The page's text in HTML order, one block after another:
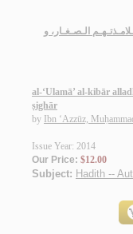
الـصـغـار، و
al-‘Ulamā’ al-kibār
ṣighār
by Ibn ‘Azzūz,
Issue Year: 2014
Our Price: $12.00
Subject: Hadith --